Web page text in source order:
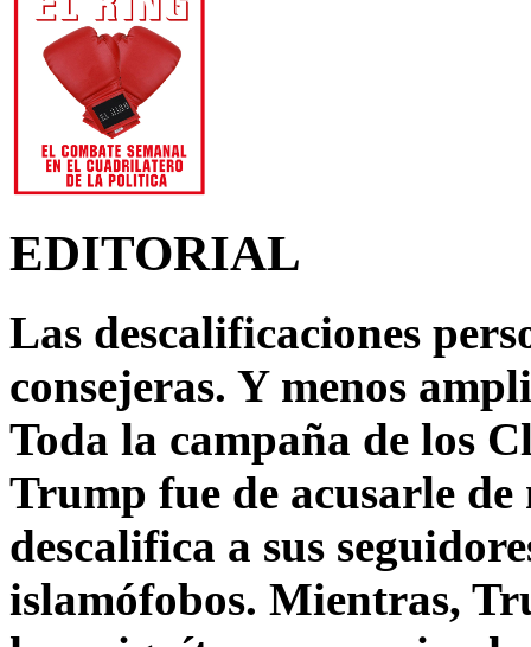
EDITORIAL
Las descalificaciones
consejeras. Y menos
Toda la campaña de los
Trump fue de acusarle
descalifica a sus
islamófobos. Mientras,